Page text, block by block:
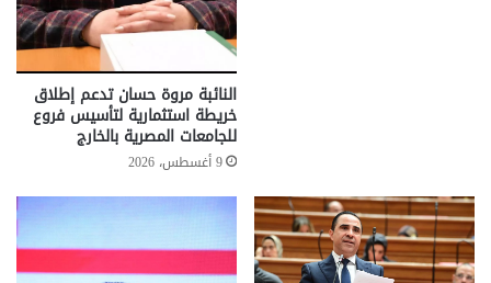
النائبة مروة حسان تدعم إطلاق
خريطة استثمارية لتأسيس فروع
للجامعات المصرية بالخارج
9 أغسطس، 2026